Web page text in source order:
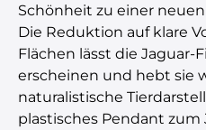
Schönheit zu einer
Die Reduktion auf klare
Flächen lässt die
erscheinen und hebt sie
naturalistische
plastisches Pendant